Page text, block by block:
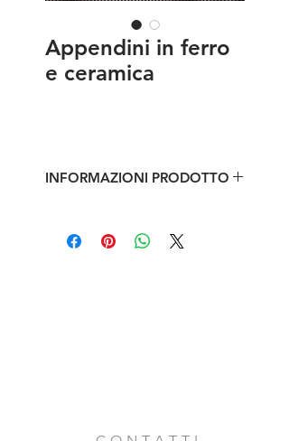
Appendini in ferro
e ceramica
INFORMAZIONI PRODOTTO
ceramica smaltata bianca e
decorata in blu